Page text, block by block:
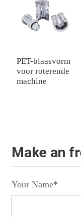
PET-blaasvorm
voor roterende
machine
Make an
Your Name*